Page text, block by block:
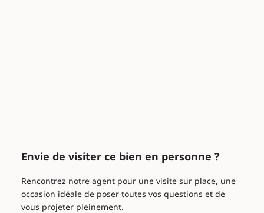
Envie de visiter ce bien en personne ?
Rencontrez notre agent pour une visite sur place, une
occasion idéale de poser toutes vos questions et de
vous projeter pleinement.